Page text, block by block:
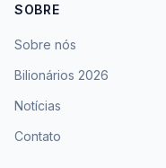
SOBRE
Sobre nós
Bilionários 2026
Notícias
Contato